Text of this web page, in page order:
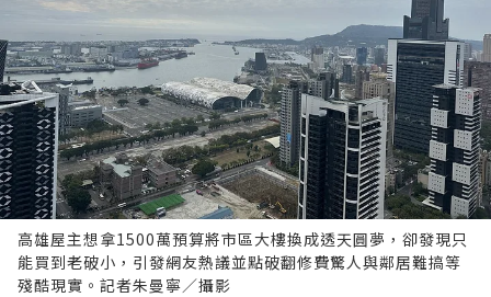
高雄屋主想拿1500萬預算將市區大樓換成透天圓夢，卻發現只
能買到老破小，引發網友熱議並點破翻修費驚人與鄰居難搞等
殘酷現實。記者朱曼寧／攝影